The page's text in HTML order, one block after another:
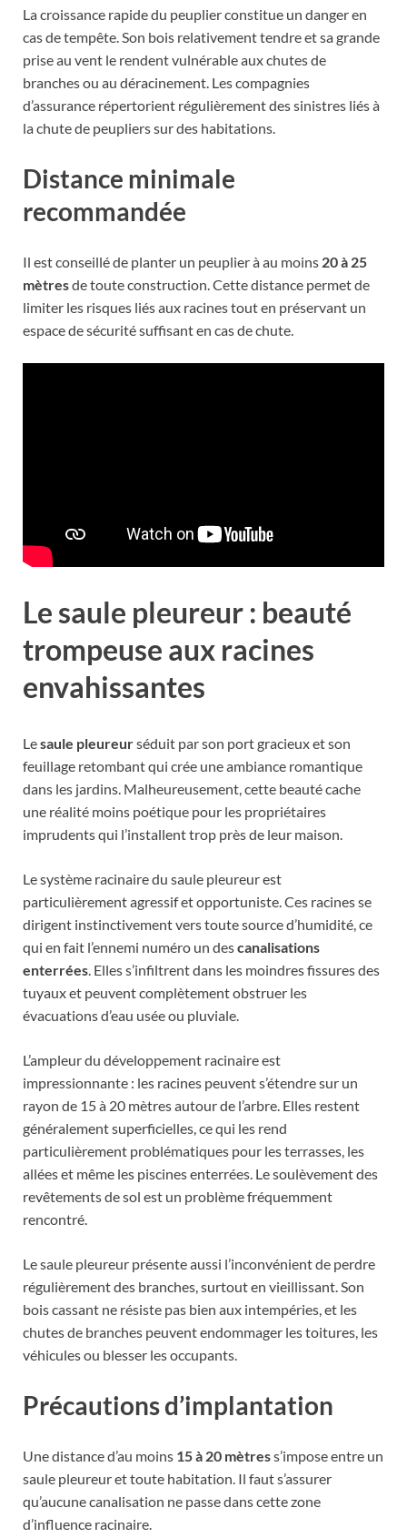
La croissance rapide du peuplier constitue un danger en
cas de tempête. Son bois relativement tendre et sa grande
prise au vent le rendent vulnérable aux chutes de
branches ou au déracinement. Les compagnies
d’assurance répertorient régulièrement des sinistres liés à
la chute de peupliers sur des habitations.
Distance minimale
recommandée
Il est conseillé de planter un peuplier à au moins 20 à 25
mètresde toute construction. Cette distance permet de
limiter les risques liés aux racines tout en préservant un
espace de sécurité suffisant en cas de chute.
Le saule pleureur : beauté
trompeuse aux racines
envahissantes
Lesaule pleureurséduit par son port gracieux et son
feuillage retombant qui crée une ambiance romantique
dans les jardins. Malheureusement, cette beauté cache
une réalité moins poétique pour les propriétaires
imprudents qui l’installent trop près de leur maison.
Le système racinaire du saule pleureur est
particulièrement agressif et opportuniste. Ces racines se
dirigent instinctivement vers toute source d’humidité, ce
qui en fait l’ennemi numéro un descanalisations
enterrées . Elles s’infiltrent dans les moindres fissures des
tuyaux et peuvent complètement obstruer les
évacuations d’eau usée ou pluviale.
L’ampleur du développement racinaire est
impressionnante : les racines peuvent s’étendre sur un
rayon de 15 à 20 mètres autour de l’arbre. Elles restent
généralement superficielles, ce qui les rend
particulièrement problématiques pour les terrasses, les
allées et même les piscines enterrées. Le soulèvement des
revêtements de sol est un problème fréquemment
rencontré.
Le saule pleureur présente aussi l’inconvénient de perdre
régulièrement des branches, surtout en vieillissant. Son
bois cassant ne résiste pas bien aux intempéries, et les
chutes de branches peuvent endommager les toitures, les
véhicules ou blesser les occupants.
Précautions d’implantation
Une distance d’au moins 15 à 20 mètress’impose entre un
saule pleureur et toute habitation. Il faut s’assurer
qu’aucune canalisation ne passe dans cette zone
d’influence racinaire.